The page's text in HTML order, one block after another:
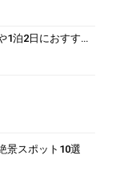
暑い夏を乗り切る！関西から日帰りや1泊2日におすすめの避暑地10選
景スポット10選